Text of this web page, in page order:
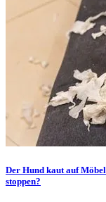
Der Hund kaut auf
stoppen?